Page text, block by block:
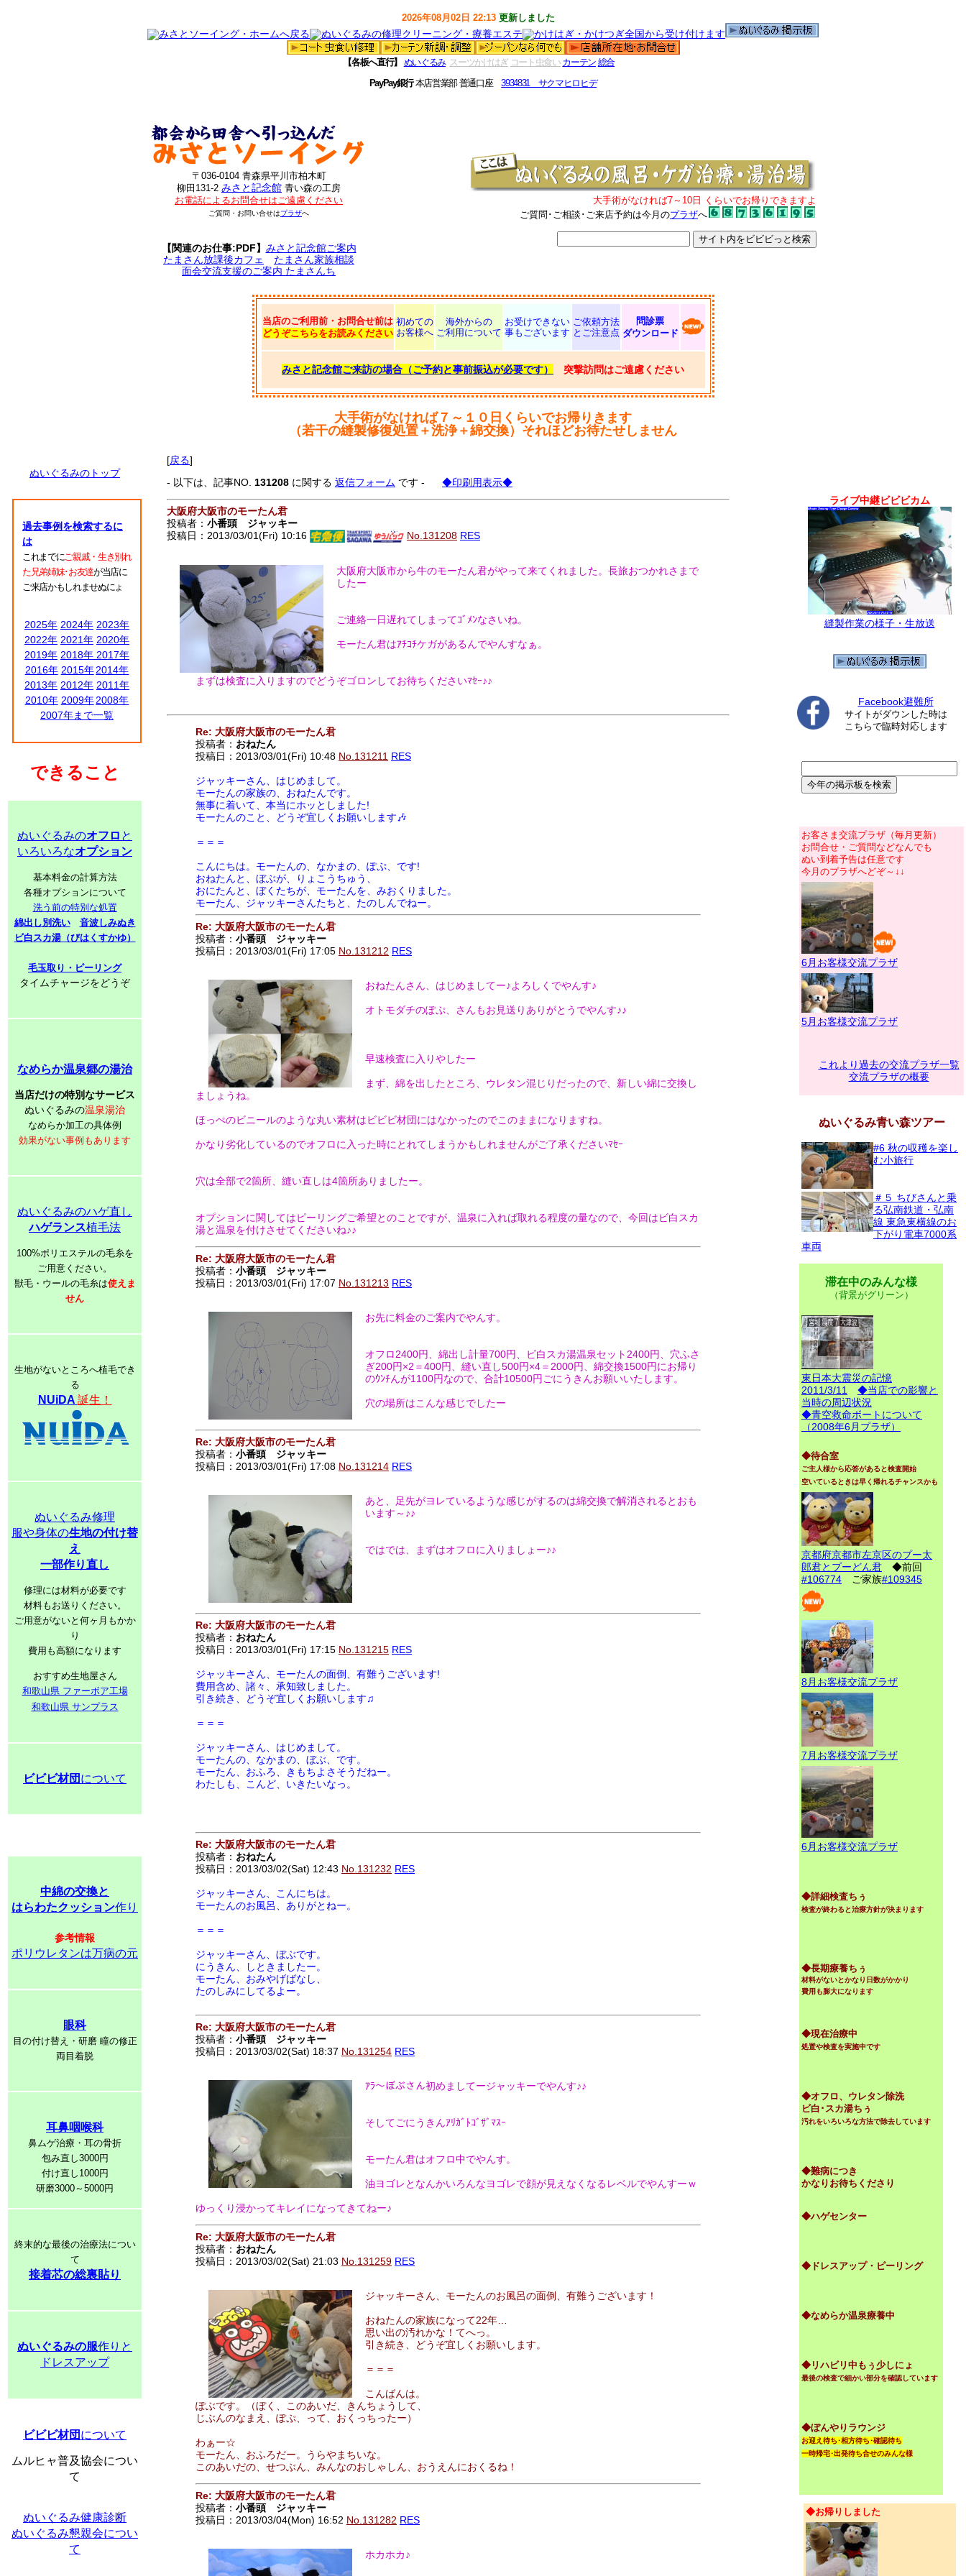
2026年08月02日 22:13 更新しました
【各板へ直行】 ぬいぐるみ スーツかけはぎ コート虫食い カーテン 総合
PayPay銀行本店営業部 普通口座3934831 サクマヒロヒデ
〒036-0104 青森県平川市柏木町
柳田131-2 みさと記念館 青い森の工房
お電話によるお問合せはご遠慮ください
ご質問・お問い合せはプラザへ
【関連のお仕事:PDF】 みさと記念館ご案内
たまさん放課後カフェ
たまさん家族相談
面会交流支援のご案内 たまさんち
大手術がなければ7～10日 くらいでお帰りできますよ
ご質問･ご相談･ご来店予約は今月のプラザへ
当店のご利用前・お問合せ前は
どうぞこちらをお読みください
初めての
お客様へ
海外からの
ご利用について
お受けできない
事もございます
ご依頼方法
とご注意点
問診票
ダウンロード
みさと記念館ご来訪の場合（ご予約と事前振込が必要です） 突撃訪問はご遠慮ください
大手術がなければ７～１０日くらいでお帰りきます
（若干の縫製修復処置＋洗浄＋綿交換）それほどお待たせしません
ぬいぐるみのトップ
過去事例を検索するに
は
これまでにご親戚・生き別れ
た兄弟姉妹･お友達が当店に
ご来店かもしれませぬにょ
2025年 2024年 2023年
2022年 2021年 2020年
2019年 2018年 2017年
2016年 2015年 2014年
2013年 2012年 2011年
2010年 2009年 2008年
2007年まで一覧
できること
ぬいぐるみのオフロ と
いろいろなオプション
基本料金の計算方法
各種オプションについて
洗う前の特別な処置
綿出し別洗い
音波しみぬき
ビ白スカ湯（びはくすかゆ）
毛玉取り・ピーリング
タイムチャージをどうぞ
なめらか温泉郷の湯治
当店だけの特別なサービス
ぬいぐるみの温泉湯治
なめらか加工の具体例
効果がない事例もあります
ぬいぐるみのハゲ直し
ハゲランス植毛法
100%ポリエステルの毛糸を
ご用意ください。
獣毛・ウールの毛糸は使えま
せん
生地がないところへ植毛でき
る
NUiDA 誕生！
ぬいぐるみ修理
服や身体の生地の付け替
え
一部作り直し
修理には材料が必要です
材料もお送りください。
ご用意がないと何ヶ月もかか
り
費用も高額になります
おすすめ生地屋さん
和歌山県 ファーボア工場
和歌山県 サンプラス
ビビビ材団 について
中綿の交換と
はらわたクッション作り
参考情報
ポリウレタンは万病の元
眼科
目の付け替え・研磨 瞳の修正
両目着脱
耳鼻咽喉科
鼻ムゲ治療・耳の骨折
包み直し3000円
付け直し1000円
研磨3000～5000円
終末的な最後の治療法につい
て
接着芯の総裏貼り
ぬいぐるみの服作りと
ドレスアップ
ビビビ材団 について
ムルヒャ普及協会につい
て
ぬいぐるみ健康診断
ぬいぐるみ懇親会につい
て
[戻る]
- 以下は、記事NO. 131208 に関する 返信フォーム です - ◆印刷用表示◆
大阪府大阪市のモーたん君
投稿者： 小番頭 ジャッキー
投稿日：2013/03/01(Fri) 10:16
No.131208 RES
大阪府大阪市から牛のモーたん君がやって来てくれました。長旅おつかれさまで
したー
ご連絡一日遅れてしまってｺﾞﾒﾝなさいね。
モーたん君はｱﾁｺﾁケガがあるんでやんすなぁ。
まずは検査に入りますのでどうぞゴロンしてお待ちくださいﾏｾｰ♪♪
Re: 大阪府大阪市のモーたん君
投稿者： おねたん
投稿日：2013/03/01(Fri) 10:48 No.131211 RES
ジャッキーさん、はじめまして。
モーたんの家族の、おねたんです。
無事に着いて、本当にホッとしました!
モーたんのこと、どうぞ宜しくお願いします🎶
＝＝＝
こんにちは。モーたんの、なかまの、ぽぷ、です!
おねたんと、ぼぶが、りょこうちゅう、
おにたんと、ぼくたちが、モーたんを、みおくりました。
モーたん、ジャッキーさんたちと、たのしんでねー。
Re: 大阪府大阪市のモーたん君
投稿者： 小番頭 ジャッキー
投稿日：2013/03/01(Fri) 17:05 No.131212 RES
おねたんさん、はじめましてー♪よろしくでやんす♪
オトモダチのぽぷ、さんもお見送りありがとうでやんす♪♪
早速検査に入りやしたー
まず、綿を出したところ、ウレタン混じりだったので、新しい綿に交換し
ましょうね。
ほっぺのビニールのような丸い素材はビビビ材団にはなかったのでこのままになりますね。
かなり劣化しているのでオフロに入った時にとれてしまうかもしれませんがご了承くださいﾏｾｰ
穴は全部で2箇所、縫い直しは4箇所ありましたー。
オプションに関してはピーリングご希望とのことですが、温泉に入れば取れる程度の量なので、今回はビ白スカ
湯と温泉を付けさせてくださいね♪♪
Re: 大阪府大阪市のモーたん君
投稿者： 小番頭 ジャッキー
投稿日：2013/03/01(Fri) 17:07 No.131213 RES
お先に料金のご案内でやんす。
オフロ2400円、綿出し計量700円、ビ白スカ湯温泉セット2400円、穴ふさ
ぎ200円×2＝400円、縫い直し500円×4＝2000円、綿交換1500円にお帰り
のｳﾝﾁんが1100円なので、合計10500円ごにうきんお願いいたします。
穴の場所はこんな感じでしたー
Re: 大阪府大阪市のモーたん君
投稿者： 小番頭 ジャッキー
投稿日：2013/03/01(Fri) 17:08 No.131214 RES
あと、足先がヨレているような感じがするのは綿交換で解消されるとおも
います～♪♪
ではでは、まずはオフロに入りましょー♪♪
Re: 大阪府大阪市のモーたん君
投稿者： おねたん
投稿日：2013/03/01(Fri) 17:15 No.131215 RES
ジャッキーさん、モーたんの面倒、有難うございます!
費用含め、諸々、承知致しました。
引き続き、どうぞ宜しくお願いします♫
＝＝＝
ジャッキーさん、はじめまして。
モーたんの、なかまの、ぼぶ、です。
モーたん、おふろ、きもちよさそうだねー。
わたしも、こんど、いきたいなっ。
Re: 大阪府大阪市のモーたん君
投稿者： おねたん
投稿日：2013/03/02(Sat) 12:43 No.131232 RES
ジャッキーさん、こんにちは。
モーたんのお風呂、ありがとねー。
＝＝＝
ジャッキーさん、ぼぶです。
にうきん、しときましたー。
モーたん、おみやげばなし、
たのしみにしてるよー。
Re: 大阪府大阪市のモーたん君
投稿者： 小番頭 ジャッキー
投稿日：2013/03/02(Sat) 18:37 No.131254 RES
ｱﾗ～ぼぶさん初めましてージャッキーでやんす♪♪
そしてごにうきんｱﾘｶﾞﾄｺﾞｻﾞﾏｽｰ
モーたん君はオフロ中でやんす。
油ヨゴレとなんかいろんなヨゴレで顔が見えなくなるレベルでやんすーｗ
ゆっくり浸かってキレイになってきてねー♪
Re: 大阪府大阪市のモーたん君
投稿者： おねたん
投稿日：2013/03/02(Sat) 21:03 No.131259 RES
ジャッキーさん、モーたんのお風呂の面倒、有難うございます！
おねたんの家族になって22年…
思い出の汚れかな！てへっ。
引き続き、どうぞ宜しくお願いします。
＝＝＝
こんばんは。
ぽぶです。（ぼく、このあいだ、きんちょうして、
じぶんのなまえ、ぽぷ、って、おくっちったー）
わぁー☆
モーたん、おふろだー。うらやまちいな。
このあいだの、せつぶん、みんなのおしゃしん、おうえんにおくるね！
Re: 大阪府大阪市のモーたん君
投稿者： 小番頭 ジャッキー
投稿日：2013/03/04(Mon) 16:52 No.131282 RES
ホカホカ♪
ライブ中継ビビビカム
縫製作業の様子・生放送
Facebook避難所
サイトがダウンした時は
こちらで臨時対応します
お客さま交流プラザ（毎月更新）
お問合せ・ご質問などなんでも
ぬい到着予告は任意です
今月のプラザへどぞ～↓↓
6月お客様交流プラザ
5月お客様交流プラザ
これより過去の交流プラザ一覧
交流プラザの概要
ぬいぐるみ青い森ツアー
#6 秋の収穫を楽し
む小旅行
＃５ ちびさんと乗
る弘南鉄道・弘南
線 東急東横線のお
下がり電車7000系
車両
滞在中のみんな様
（背景がグリーン）
東日本大震災の記憶
2011/3/11
◆当店での影響と
当時の周辺状況
◆青空救命ボートについて
（2008年6月プラザ）
◆待合室
ご主人様から応答があると検査開始
空いているときは早く帰れるチャンスかも
京都府京都市左京区のプー太
郎君とプーどん君 ◆前回
#106774 ご家族#109345
8月お客様交流プラザ
7月お客様交流プラザ
6月お客様交流プラザ
◆詳細検査ちぅ
検査が終わると治療方針が決まります
◆長期療養ちぅ
材料がないとかなり日数がかかり
費用も膨大になります
◆現在治療中
処置や検査を実施中です
◆オフロ、ウレタン除洗
ビ白･スカ湯ちぅ
汚れをいろいろな方法で除去しています
◆難病につき
かなりお待ちくださり
◆ハゲセンター
◆ドレスアップ・ピーリング
◆なめらか温泉療養中
◆リハビリ中もぅ少しにょ
最後の検査で細かい部分を確認しています
◆ぼんやりラウンジ
お迎え待ち･相方待ち･確認待ち
一時帰宅･出発待ち合せのみんな様
◆お帰りしました